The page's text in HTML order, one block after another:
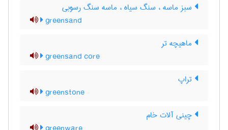
سبز ماسه ، سنگ سیاه ، ماسه سنگ رسوبی
greensand
ماهیچه تر
greensand core
تراپ
greenstone
چینی آلات خام